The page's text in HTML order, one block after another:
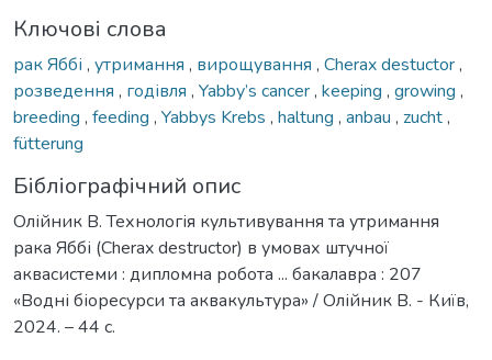
Ключові слова
рак Яббі , утримання , вирощування , Cherax destuctor,
розведення , годівля , Yabby’s cancer, keeping , growing ,
breeding , feeding , Yabbys Krebs , haltung , anbau , zucht,
fütterung
Бібліографічний опис
Олійник В. Технологія культивування та утримання
рака Яббі (Cherax destructor) в умовах штучної
аквасистеми : дипломна робота ... бакалавра : 207
«Водні біоресурси та аквакультура» / Олійник В. - Київ,
2024. – 44 с.